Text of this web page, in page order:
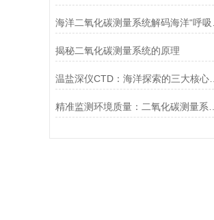
揭秘二氧化碳测量系统的原理
温盐深仪CTD：海洋探索的三大核心要点